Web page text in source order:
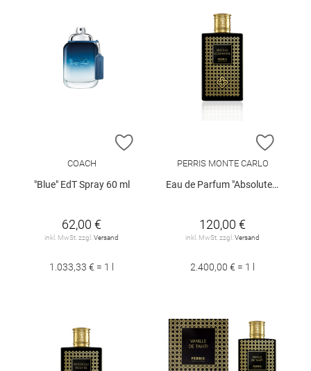
ZUR WUNSCHLISTE HINZUFÜGEN
COACH
"Blue" EdT Spray 60 ml
62,00 €
inkl. MwSt. zzgl. Versand
1.033,33 € = 1 l
ZUR
PERRIS MONTE CARLO
Eau de Parfum "Absolute d'Osmanthus", 50 ml
120,00 €
inkl. MwSt. zzgl. Versand
2.400,00 € = 1 l